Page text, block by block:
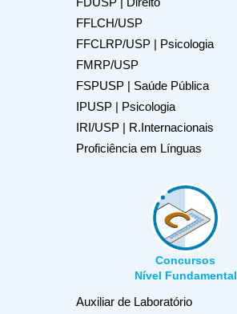
FFLCH/USP
FFCLRP/USP | Psicologia
FMRP/USP
FSPUSP | Saúde Pública
IPUSP | Psicologia
IRI/USP | R.Internacionais
Proficiência em Línguas
Concursos
Nível Fundamental
Auxiliar de Laboratório